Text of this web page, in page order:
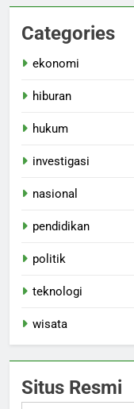
Categories
ekonomi
hiburan
hukum
investigasi
nasional
pendidikan
politik
teknologi
wisata
Situs Resmi